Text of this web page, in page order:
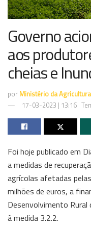
Governo
aos
cheias e
por Ministério da
17-03-2023 | 13:16
Foi hoje publicado em
a medidas de
agrícolas afetadas
milhões de euros, a
Desenvolvimento
à medida 3.2.2.